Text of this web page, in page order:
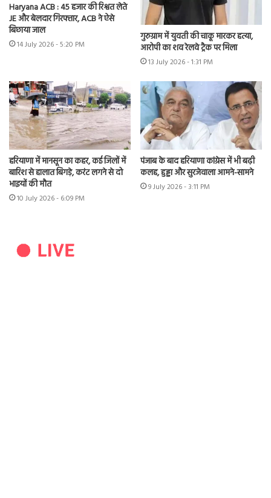
Haryana ACB : 45 हजार की रिश्वत लेते
JE और बेलदार गिरफ्तार, ACB ने ऐसे
बिछाया जाल
14 July 2026 - 5:20 PM
गुरुग्राम में युवती की चाकू मारकर हत्या,
आरोपी का शव रेलवे ट्रैक पर मिला
13 July 2026 - 1:31 PM
हरियाणा में मानसून का कहर, कई जिलों में
बारिश से हालात बिगड़े, करंट लगने से दो
भाइयों की मौत
10 July 2026 - 6:09 PM
पंजाब के बाद हरियाणा कांग्रेस में भी बढ़ी
कलह, हुड्डा और सुरजेवाला आमने-सामने
9 July 2026 - 3:11 PM